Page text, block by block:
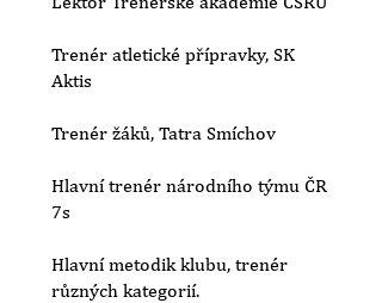
Trenér atletické přípravky, SK
Aktis
Trenér žáků, Tatra Smíchov
Hlavní trenér národního týmu ČR
7s
Hlavní metodik klubu, trenér
různých kategorií.